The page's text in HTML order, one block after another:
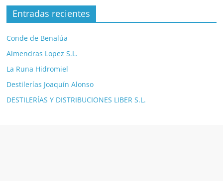
Entradas recientes
Conde de Benalúa
Almendras Lopez S.L.
La Runa Hidromiel
Destilerías Joaquín Alonso
DESTILERÍAS Y DISTRIBUCIONES LIBER S.L.